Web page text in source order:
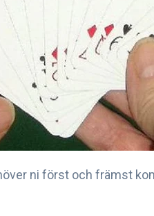
ni först och främst